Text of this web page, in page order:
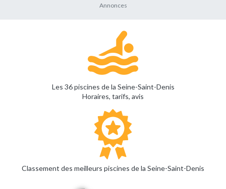
Les 36 piscines de la Seine-Saint-Denis
Horaires, tarifs, avis
Classement des meilleurs piscines de la Seine-Saint-Denis